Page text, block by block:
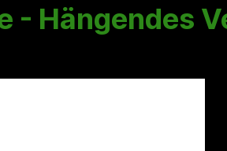
- Hängendes